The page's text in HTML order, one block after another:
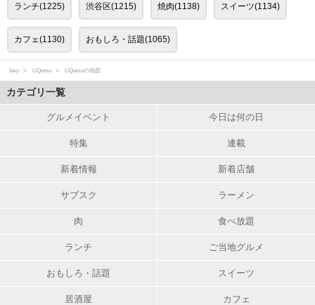
ランチ(1225) 渋谷区(1215) 焼肉(1138) スイーツ(1134)
カフェ(1130) おもしろ・話題(1065)
favy LiQumu LiQumuの地図
カテゴリ一覧
グルメイベント 今日は何の日
特集 連載
新着情報 新着店舗
サブスク ラーメン
肉 食べ放題
ランチ ご当地グルメ
おもしろ・話題 スイーツ
居酒屋 カフェ